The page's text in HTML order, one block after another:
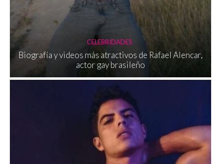
CELEBRIDADES
Biografía y videos más atractivos de Rafael Alencar,
actor gay brasileño